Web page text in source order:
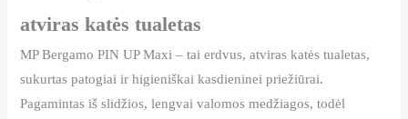
atviras katės tualetas
MP Bergamo PIN UP Maxi – tai erdvus, atviras katės tualetas,
sukurtas patogiai ir higieniškai kasdieninei priežiūrai.
Pagamintas iš slidžios, lengvai valomos medžiagos, todėl